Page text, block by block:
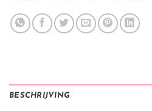
BESCHRIJVING